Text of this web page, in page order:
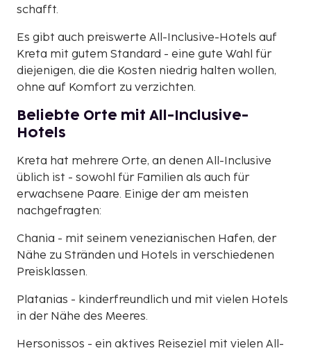
schafft.
Es gibt auch preiswerte All-Inclusive-Hotels auf
Kreta mit gutem Standard - eine gute Wahl für
diejenigen, die die Kosten niedrig halten wollen,
ohne auf Komfort zu verzichten.
Beliebte Orte mit All-Inclusive-
Hotels
Kreta hat mehrere Orte, an denen All-Inclusive
üblich ist - sowohl für Familien als auch für
erwachsene Paare. Einige der am meisten
nachgefragten:
Chania - mit seinem venezianischen Hafen, der
Nähe zu Stränden und Hotels in verschiedenen
Preisklassen.
Platanias - kinderfreundlich und mit vielen Hotels
in der Nähe des Meeres.
Hersonissos - ein aktives Reiseziel mit vielen All-